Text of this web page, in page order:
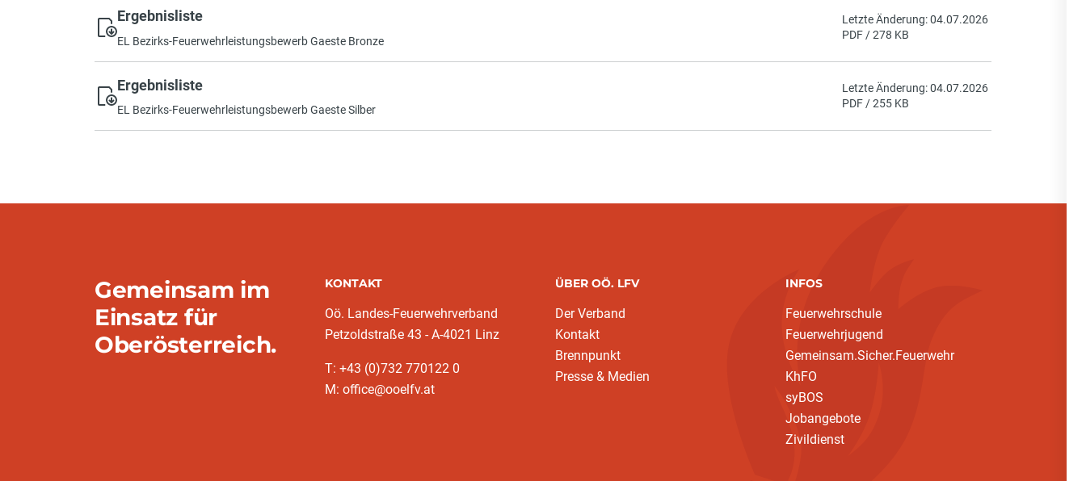
Ergebnisliste
EL Bezirks-Feuerwehrleistungsbewerb Gaeste Bronze
Letzte Änderung: 04.07.2026
PDF / 278 KB
Ergebnisliste
EL Bezirks-Feuerwehrleistungsbewerb Gaeste Silber
Letzte Änderung: 04.07.2026
PDF / 255 KB
Gemeinsam im
Einsatz für
Oberösterreich.
KONTAKT
Oö. Landes-Feuerwehrverband
Petzoldstraße 43 - A-4021 Linz
T: +43 (0)732 770122 0
M: office@ooelfv.at
ÜBER OÖ. LFV
Der Verband
Kontakt
Brennpunkt
Presse & Medien
INFOS
Feuerwehrschule
Feuerwehrjugend
Gemeinsam.Sicher.Feuerwehr
KhFO
syBOS
Jobangebote
Zivildienst